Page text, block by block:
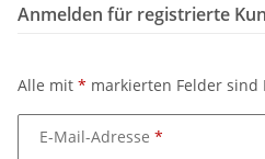
Anmelden für registrierte
Alle mit * markierten Felder sind
E-Mail-Adresse